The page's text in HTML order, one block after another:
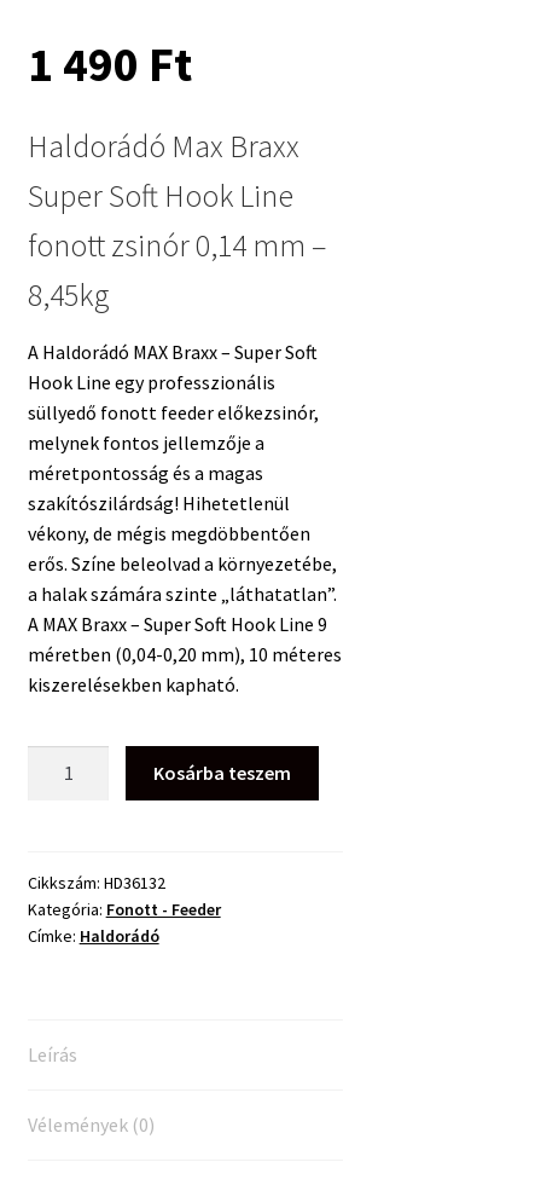
1 490 Ft
Haldorádó Max Braxx
Super Soft Hook Line
fonott zsinór 0,14 mm –
8,45kg
A Haldorádó MAX Braxx – Super Soft
Hook Line egy professzionális
süllyedő fonott feeder előkezsinór,
melynek fontos jellemzője a
méretpontosság és a magas
szakítószilárdság! Hihetetlenül
vékony, de mégis megdöbbentően
erős. Színe beleolvad a környezetébe,
a halak számára szinte „láthatatlan”.
A MAX Braxx – Super Soft Hook Line 9
méretben (0,04-0,20 mm), 10 méteres
kiszerelésekben kapható.
Soft
Hook
Line
mm
8,45kg
Kosárba teszem
Cikkszám: HD36132
Kategória: Fonott - Feeder
Címke: Haldorádó
Leírás
Vélemények (0)